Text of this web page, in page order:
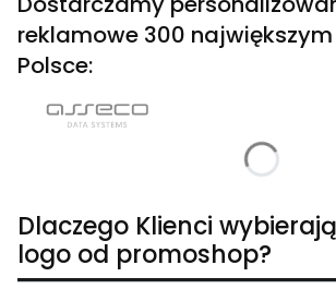
reklamowe 300
Polsce:
Dlaczego Klienci
logo od promoshop?